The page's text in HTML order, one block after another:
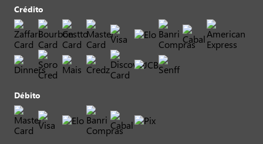
Crédito
Débito